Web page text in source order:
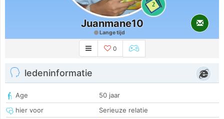
2
Juanmane10
Lange tijd
0
ledeninformatie
Age
50 jaar
hier voor
Serieuze relatie